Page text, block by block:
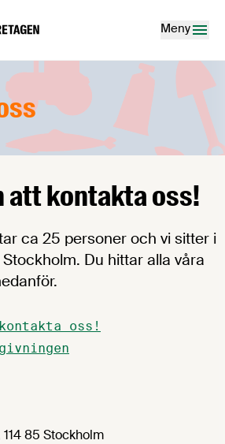
– till startsidan
Meny
att kontakta oss!
ca 25 personer och vi sitter i
Du hittar alla våra
oss!
85 Stockholm